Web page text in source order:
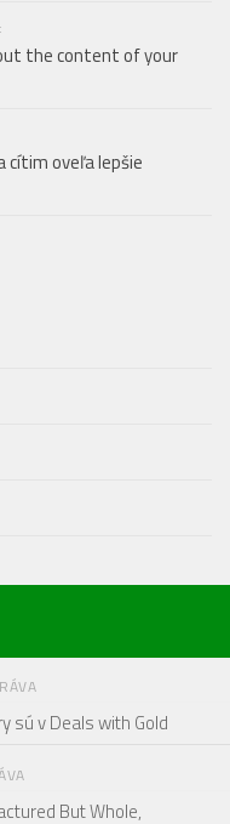
the content of your
cítim oveľa lepšie
sú v Deals with Gold
But Whole,